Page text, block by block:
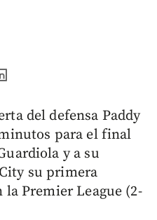
del defensa Paddy
para el final
y a su
su primera
Premier League (2-